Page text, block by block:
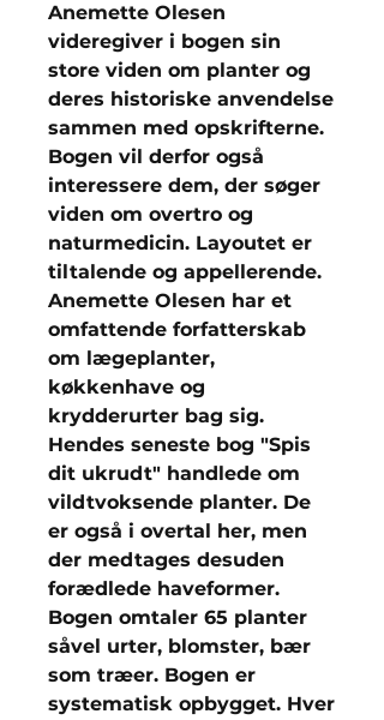
Anemette Olesen
videregiver i bogen sin
store viden om planter og
deres historiske anvendelse
sammen med opskrifterne.
Bogen vil derfor også
interessere dem, der søger
viden om overtro og
naturmedicin. Layoutet er
tiltalende og appellerende.
Anemette Olesen har et
omfattende forfatterskab
om lægeplanter,
køkkenhave og
krydderurter bag sig.
Hendes seneste bog "Spis
dit ukrudt" handlede om
vildtvoksende planter. De
er også i overtal her, men
der medtages desuden
forædlede haveformer.
Bogen omtaler 65 planter
såvel urter, blomster, bær
som træer. Bogen er
systematisk opbygget. Hver